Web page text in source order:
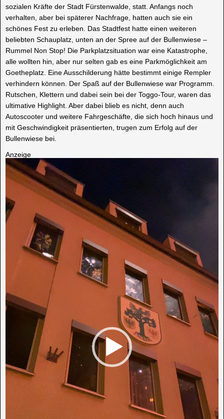
sozialen Kräfte der Stadt Fürstenwalde, statt. Anfangs noch
verhalten, aber bei späterer Nachfrage, hatten auch sie ein
schönes Fest zu erleben. Das Stadtfest hatte einen weiteren
beliebten Schauplatz, unten an der Spree auf der Bullenwiese –
Rummel Non Stop! Die Parkplatzsituation war eine Katastrophe,
alle wollten hin, aber nur selten gab es eine Parkmöglichkeit am
Goetheplatz. Eine Ausschilderung hätte bestimmt einige Rempler
verhindern können. Der Spaß auf der Bullenwiese war Programm.
Rutschen, Klettern und dabei sein bei der Toggo-Tour, waren das
ultimative Highlight. Aber dabei blieb es nicht, denn auch
Autoscooter und weitere Fahrgeschäfte, die sich hoch hinaus und
mit Geschwindigkeit präsentierten, trugen zum Erfolg auf der
Bullenwiese bei.
Anzeige
Player